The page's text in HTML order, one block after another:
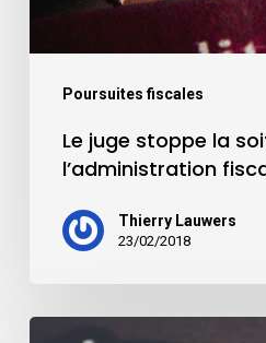
Poursuites fiscales
Le juge stoppe la
l’administration
Thierry Lauwers
23/02/2018